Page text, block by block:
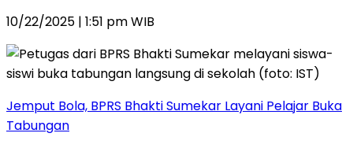
10/22/2025 | 1:51 pm WIB
Jemput Bola, BPRS Bhakti Sumekar Layani Pelajar Buka
Tabungan